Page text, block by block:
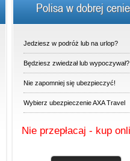
Polisa w dobrej cenie
Jedziesz w podróż lub na urlop?
Będziesz zwiedzał lub wypoczywał?
Nie zapomniej się ubezpieczyć!
Wybierz ubezpieczenie AXA Travel
Nie przepłacaj - kup